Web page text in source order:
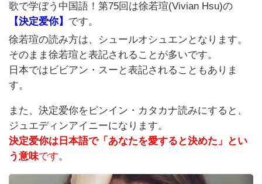
歌で学ぼう中国語！第75回は徐若瑄(Vivian Hsu)の
【決定爱你】 です。
徐若瑄の読み方は、シュールオシュエンとなります。
そのまま徐若瑄と表記されることが多いです。
日本ではビビアン・スーと表記されることもありま
す。
また、決定爱你をピンイン・カタカナ読みにすると、
ジュエディンアイニーになります。
決定爱你は日本語で「あなたを愛すると決めた」とい
う意味です。